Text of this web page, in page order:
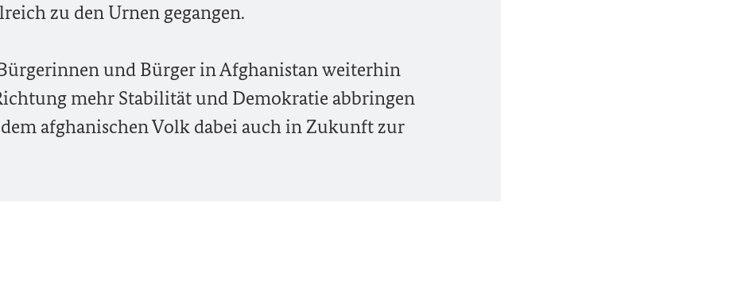
zu den Urnen gegangen.
und Bürger in Afghanistan weiterhin
mehr Stabilität und Demokratie abbringen
afghanischen Volk dabei auch in Zukunft zur